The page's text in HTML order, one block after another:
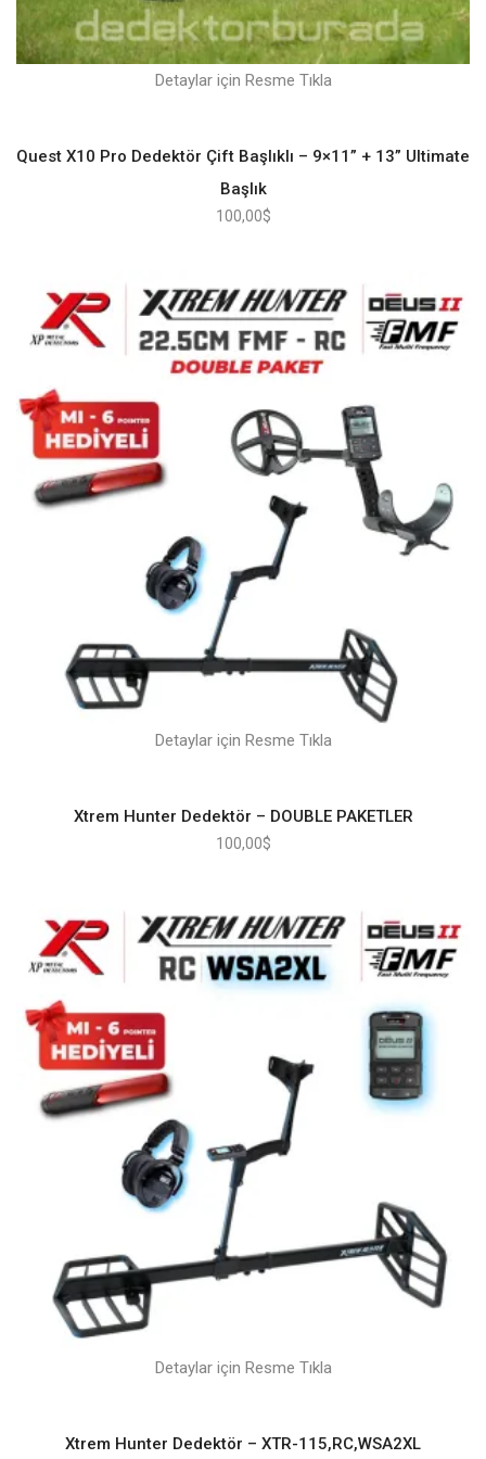
Detaylar için Resme Tıkla
Quest X10 Pro Dedektör Çift Başlıklı – 9×11” + 13” Ultimate
Başlık
100,00$
Detaylar için Resme Tıkla
Xtrem Hunter Dedektör – DOUBLE PAKETLER
100,00$
Detaylar için Resme Tıkla
Xtrem Hunter Dedektör – XTR-115,RC,WSA2XL